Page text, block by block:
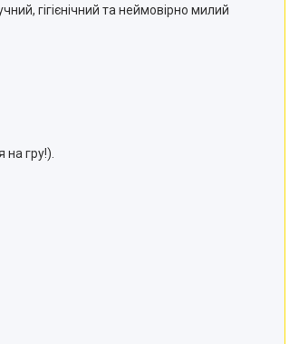
гігієнічний та неймовірно милий
гру!).